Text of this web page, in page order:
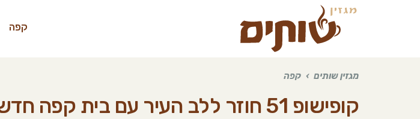
קפה
מגזין שותים › קפה
קופישופ 51 חוזר ללב העיר עם בית קפה